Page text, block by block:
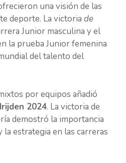
una visión de las
deporte. La victoria de
Junior masculina y el
la prueba Junior femenina
del talento del
por equipos añadió
2024. La victoria de
demostró la importancia
estrategia en las carreras